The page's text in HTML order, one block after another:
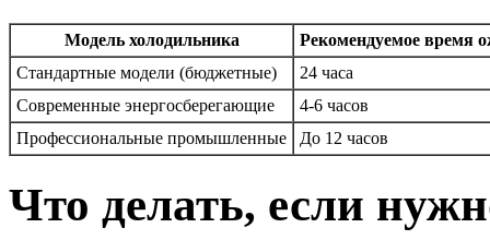
Модель холодильника
Рекомендуемое время
Стандартные модели (бюджетные)
24 часа
Современные энергосберегающие
4-6 часов
Профессиональные промышленные
До 12 часов
Что делать, если